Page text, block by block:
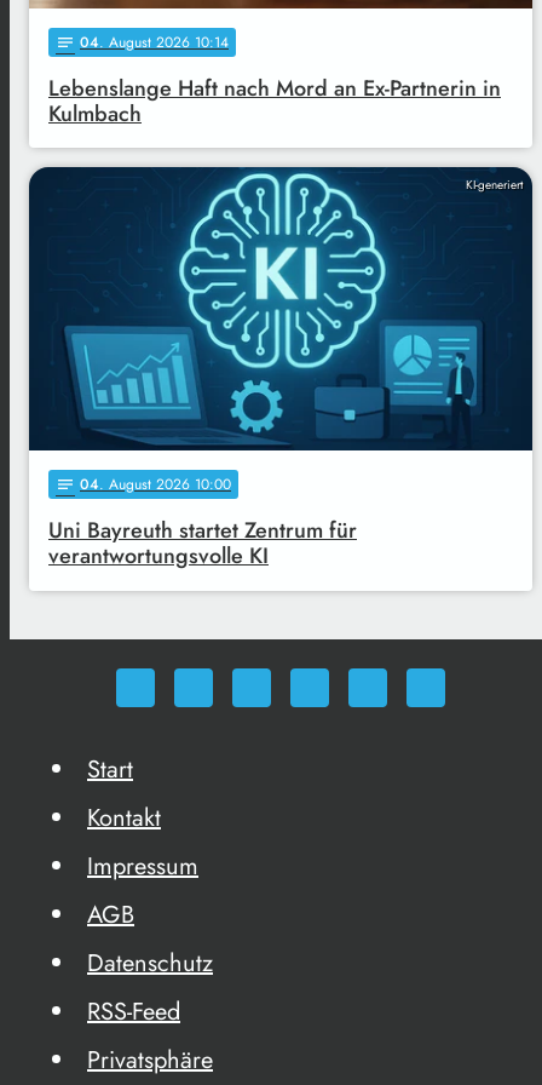
notes 04. August 2026 10:14
Lebenslange Haft nach Mord an Ex-Partnerin in
Kulmbach
KI-generiert
notes 04. August 2026 10:00
Uni Bayreuth startet Zentrum für
verantwortungsvolle KI
Start
Kontakt
Impressum
AGB
Datenschutz
RSS-Feed
Privatsphäre